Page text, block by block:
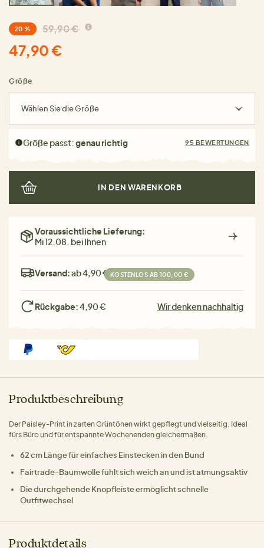
20 % 59,90 €
47,90 €
Größe
Wählen Sie die Größe
Größe passt:genau richtig 95 BEWERTUNGEN
IN DEN WARENKORB
Voraussichtliche Lieferung:
Mi 12.08. bei Ihnen
Versand:ab 4,90 € KOSTENLOS AB 100,00 €
Rückgabe:4,90 € Wir denken nachhaltig
Produktbeschreibung
Der Paisley-Print in zarten Grüntönen wirkt gepflegt und vielseitig. Ideal
fürs Büro und für entspannte Wochenenden gleichermaßen.
62 cm Länge für einfaches Einstecken in den Bund
Fairtrade-Baumwolle fühlt sich weich an und ist atmungsaktiv
Die durchgehende Knopfleiste ermöglicht schnelle
Outfitwechsel
Produktdetails